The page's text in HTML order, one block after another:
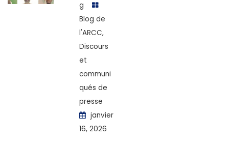
g
Blog de
l'ARCC,
Discours
et
communi
qués de
presse
janvier
16, 2026